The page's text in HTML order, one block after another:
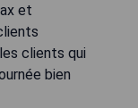
et
clients qui
bien